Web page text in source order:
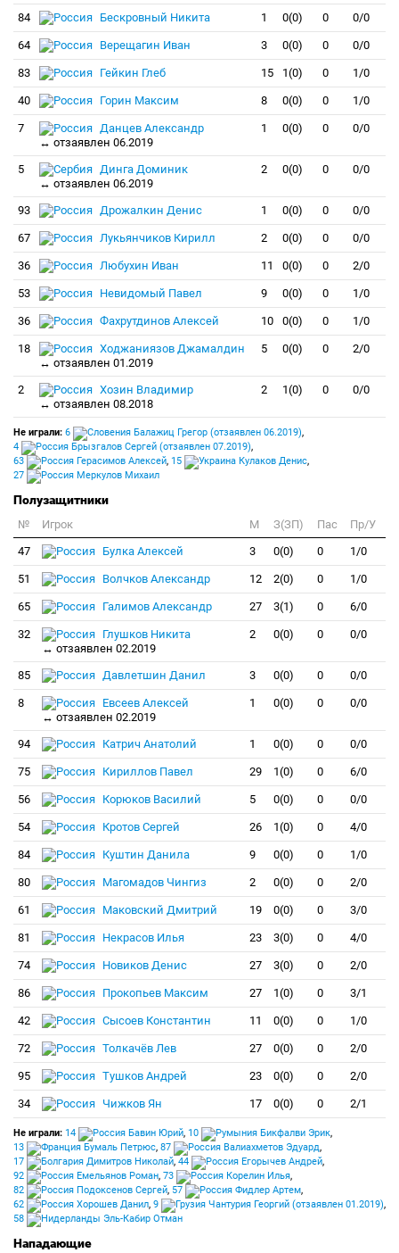
84 Бескровный Никита 1 0(0) 0 0/0
64 Верещагин Иван 3 0(0) 0 0/0
83 Гейкин Глеб 15 1(0) 0 1/0
40 Горин Максим 8 0(0) 0 1/0
7
Данцев Александр
↔ отзаявлен 06.2019
1 0(0) 0 0/0
5
Динга Доминик
↔ отзаявлен 06.2019
2 0(0) 0 0/0
93 Дрожалкин Денис 1 0(0) 0 0/0
67 Лукьянчиков Кирилл 2 0(0) 0 0/0
36 Любухин Иван 11 0(0) 0 2/0
53 Невидомый Павел 9 0(0) 0 1/0
36 Фахрутдинов Алексей 10 0(0) 0 1/0
18
Ходжаниязов Джамалдин
↔ отзаявлен 01.2019
5 0(0) 0 2/0
2
Хозин Владимир
↔ отзаявлен 08.2018
2 1(0) 0 0/0
Не играли: 6 Балажиц Грегор (отзаявлен 06.2019),
4
Брызгалов Сергей (отзаявлен 07.2019),
63
Герасимов Алексей, 15 Кулаков Денис,
27
Меркулов Михаил
Полузащитники
№ Игрок M З(ЗП) Пас
Пр/У
47
Булка Алексей 3 0(0) 0 1/0
51 Волчков Александр 12 2(0) 0 1/0
65 Галимов Александр 27 3(1) 0 6/0
32
Глушков Никита
↔ отзаявлен 02.2019
2 0(0) 0 0/0
85 Давлетшин Данил 3 0(0) 0 0/0
8
Евсеев Алексей
↔ отзаявлен 02.2019
1 0(0) 0 0/0
94 Катрич Анатолий 1 0(0) 0 0/0
75 Кириллов Павел 29 1(0) 0 6/0
56 Корюков Василий 5 0(0) 0 0/0
54 Кротов Сергей 26 1(0) 0 4/0
84 Куштин Данила 9 0(0) 0 1/0
80 Магомадов Чингиз 2 0(0) 0 2/0
61 Маковский Дмитрий 19 0(0) 0 3/0
81 Некрасов Илья 23 3(0) 0 4/0
74 Новиков Денис 27 3(0) 0 2/0
86 Прокопьев Максим 27 1(0) 0 3/1
42 Сысоев Константин 11 0(0) 0 1/0
72 Толкачёв Лев 27 0(0) 0 2/0
95 Тушков Андрей 23 0(0) 0 2/0
34 Чижков Ян 17 0(0) 0 2/1
Не играли: 14 Бавин Юрий, 10 Бикфалви Эрик,
13
Бумаль Петрюс, 87 Валиахметов Эдуард,
17
Димитров Николай, 44 Егорычев Андрей,
92
Емельянов Роман, 73 Корелин Илья,
82
Подоксенов Сергей, 57 Фидлер Артем,
62
Хорошев Данил, 9 Чантурия Георгий (отзаявлен 01.2019),
58
Эль-Кабир Отман
Нападающие